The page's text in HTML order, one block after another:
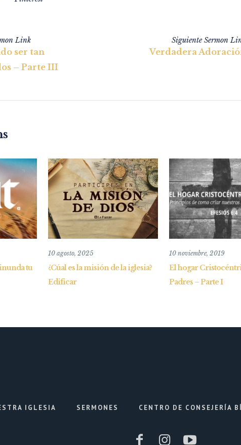
Link
ser tan
– Parte III
SiguienteSermon
Verdadera
tu
10 agosto, 2025
¿Cúal es la misión de la iglesia?
Edificar
10 noviembre, 2019
El hogar
Padres – Parte I
IGLESIA SERMONES CENTRO DE CONSEJERÍA